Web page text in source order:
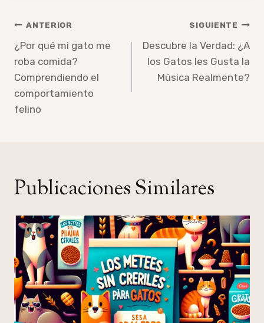
Navegación
de
entradas
ANTERIOR
¿Por qué mi gato me
roba comida?
Comprendiendo el
comportamiento
felino
SIGUIENTE
Descubre la Verdad: ¿A
los Gatos les Gusta la
Música Realmente?
Publicaciones Similares